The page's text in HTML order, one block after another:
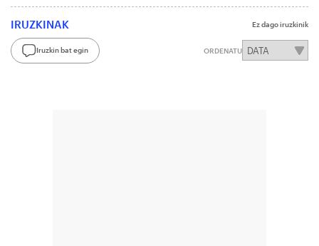
IRUZKINAK Ez dago iruzkinik
Iruzkin bat egin ORDENATU